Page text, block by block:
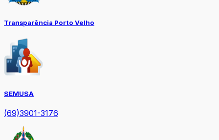
Transparência Porto Velho
SEMUSA
(69)3901-3176